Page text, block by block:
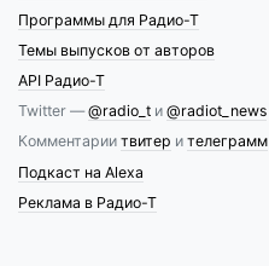
Программы для Радио-Т
Темы выпусков от авторов
API Радио-Т
Twitter —@radio_t и @radiot_news
Комментарии твитер и телеграмм
Подкаст на Alexa
Реклама в Радио-Т